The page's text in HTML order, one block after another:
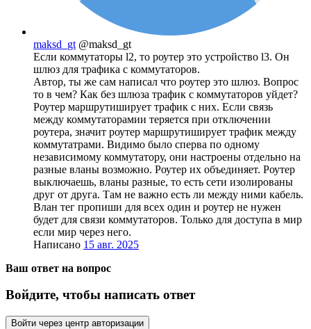
maksd_gt @maksd_gt
Если коммутаторы l2, то роутер это устройство l3. Он
шлюз для трафика с коммутаторов.
Автор, ты же сам написал что роутер это шлюз. Вопрос
то в чем? Как без шлюза трафик с коммутаторов уйдет?
Роутер маршрутиширует трафик с них. Если связь
между коммутаторамии теряется при отключении
роутера, значит роутер маршрутиширует трафик между
коммутатрами. Видимо было сперва по одному
независимому коммутатору, они настроены отдельно на
разные вланы возможно. Роутер их объединяет. Роутер
выключаешь, вланы разные, то есть сети изолированы
друг от друга. Там не важно есть ли между ними кабель.
Влан тег пропиши для всех один и роутер не нужен
будет для связи коммутаторов. Только для доступа в мир
если мир через него.
Написано 15 авг. 2025
Ваш ответ на вопрос
Войдите, чтобы написать ответ
Войти через центр авторизации